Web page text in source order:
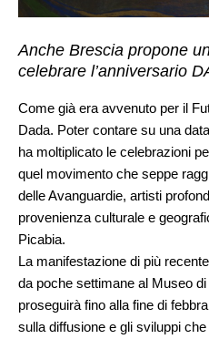
Anche Brescia propone
celebrare l’anniversario
Come già era avvenuto per il
Dada. Poter contare su una
ha moltiplicato le celebrazioni
quel movimento che seppe
delle Avanguardie, artisti
provenienza culturale e
Picabia.
La manifestazione di più
da poche settimane al Museo
proseguirà fino alla fine di
sulla diffusione e gli sviluppi